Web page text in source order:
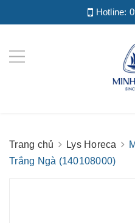
Hotline:
Trang chủ Lys Horeca
Trắng Ngà (140108000)